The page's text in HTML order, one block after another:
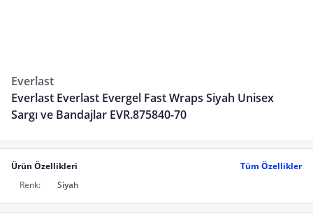
Everlast
Everlast Everlast Evergel Fast Wraps Siyah Unisex
Sargı ve Bandajlar EVR.875840-70
Ürün Özellikleri
Tüm Özellikler
Renk:
Siyah